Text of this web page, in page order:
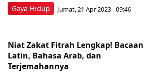
Gaya Hidup Jumat, 21 Apr 2023 - 09:46
Niat Zakat Fitrah Lengkap! Bacaan
Latin, Bahasa Arab, dan
Terjemahannya